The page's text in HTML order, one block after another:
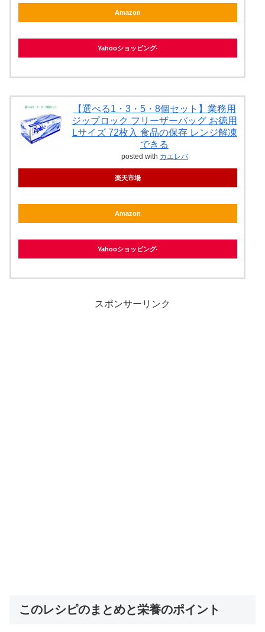
Amazon
Yahooショッピング
【選べる1・3・5・8個セット】業務用
ジップロック フリーザーバッグ お徳用
Lサイズ 72枚入 食品の保存 レンジ解凍
できる
posted with カエレバ
楽天市場
Amazon
Yahooショッピング
スポンサーリンク
このレシピのまとめと栄養のポイント